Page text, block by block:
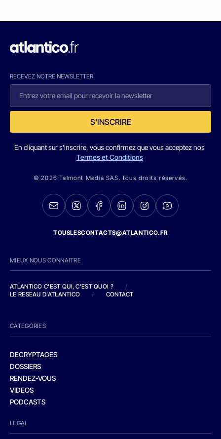
RECEVEZ NOTRE NEWSLETTER
S'INSCRIRE
En cliquant sur s'inscrire, vous confirmez que vous acceptez nos
Termes et Conditions
© 2026 Talmont Media SAS. tous droits réservés.
TOUSLESCONTACTS@ATLANTICO.FR
MIEUX NOUS CONNAITRE
ATLANTICO C'EST QUI, C'EST QUOI ?
/
LE RESEAU D'ATLANTICO
/ CONTACT
CATEGORIES
DECRYPTAGES
DOSSIERS
RENDEZ-VOUS
VIDEOS
PODCASTS
LEGAL